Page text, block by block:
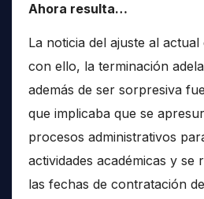
Ahora resulta…
La noticia del ajuste al
con ello, la terminación
además de ser sorpresiva
que implicaba que se
procesos administrativos
actividades académicas y se
las fechas de contratación